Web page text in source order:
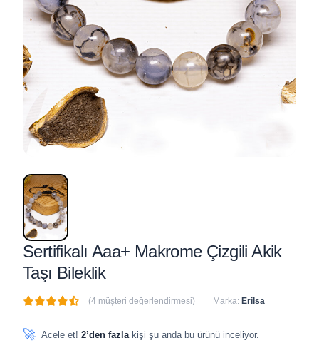
Sertifikalı Aaa+ Makrome Çizgili Akik
Taşı Bileklik
(4 müşteri değerlendirmesi) Marka: Erilsa
🚀 Acele et! 2’den fazla kişi şu anda bu ürünü inceliyor.